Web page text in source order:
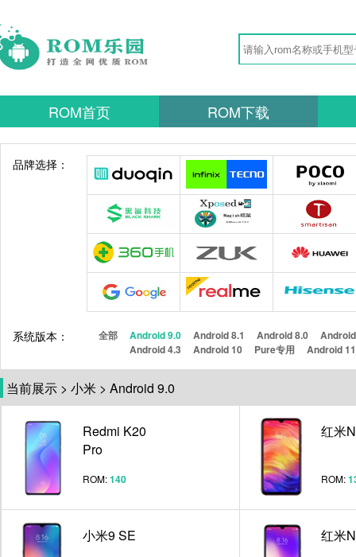
ROM首页 ROM下载
品牌选择：
系统版本： 全部 Android 9.0 Android 8.1 Android 8.0
Android 4.3
Android 10 Pure专用 Android 11
当前展示 > 小米 > Android 9.0
Redmi K20
Pro
ROM:140
红米
ROM:
小米9 SE 红米